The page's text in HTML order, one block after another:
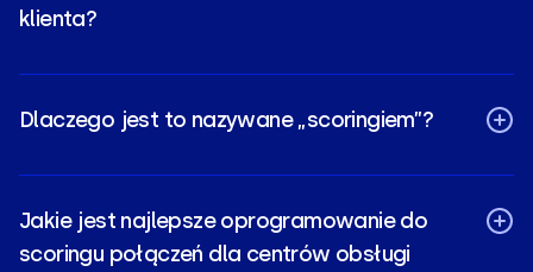
klienta?
Dlaczego jest to nazywane „scoringiem”?
Jakie jest najlepsze oprogramowanie do
scoringu połączeń dla centrów obsługi